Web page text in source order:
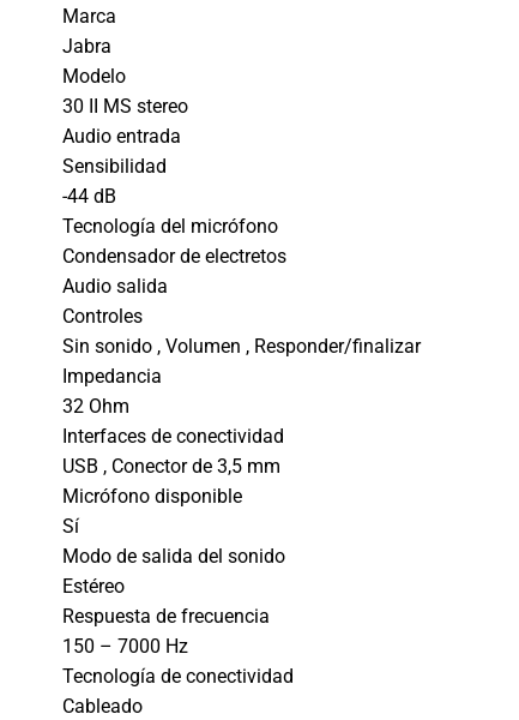
Marca
Jabra
Modelo
30 II MS stereo
Audio entrada
Sensibilidad
-44 dB
Tecnología del micrófono
Condensador de electretos
Audio salida
Controles
Sin sonido , Volumen , Responder/finalizar
Impedancia
32 Ohm
Interfaces de conectividad
USB , Conector de 3,5 mm
Micrófono disponible
Sí
Modo de salida del sonido
Estéreo
Respuesta de frecuencia
150 – 7000 Hz
Tecnología de conectividad
Cableado